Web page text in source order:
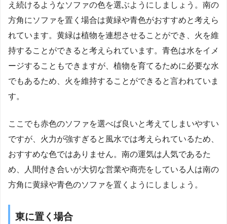
え続けるようなソファの色を選ぶようにしましょう。南の
方角にソファを置く場合は黄緑や青色がおすすめと考えら
れています。黄緑は植物を連想させることができ、火を維
持することができると考えられています。青色は水をイメ
ージすることもできますが、植物を育てるために必要な水
でもあるため、火を維持することができると言われていま
す。
ここでも赤色のソファを選べば良いと考えてしまいやすい
ですが、火力が強すぎると風水では考えられているため、
おすすめな色ではありません。南の運気は人気であるた
め、人間付き合いが大切な営業や商売をしている人は南の
方角に黄緑や青色のソファを置くようにしましょう。
東に置く場合